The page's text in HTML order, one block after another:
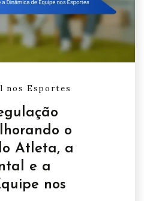
nos Esportes
o
Atleta, a
e a
nos